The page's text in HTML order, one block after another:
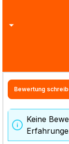
Bewertung
Keine